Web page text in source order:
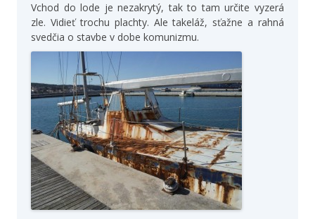
Vchod do lode je nezakrytý, tak to tam určite vyzerá
zle. Vidieť trochu plachty. Ale takeláž, sťažne a rahná
svedčia o stavbe v dobe komunizmu.